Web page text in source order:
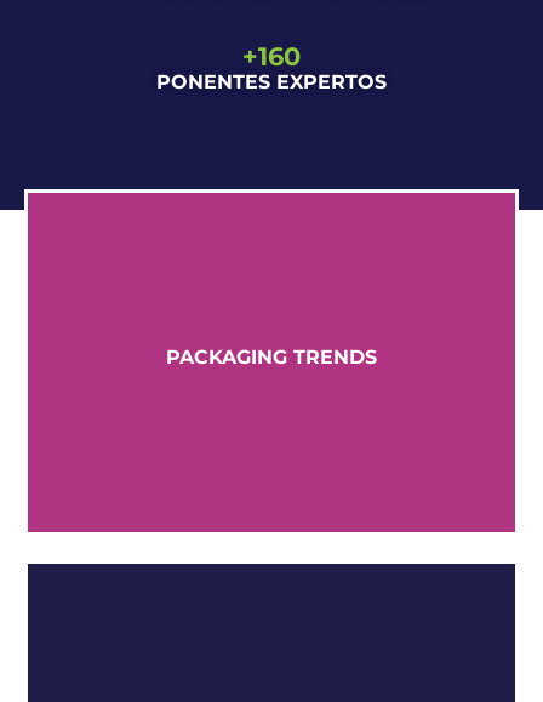
PONENTES EXPERTOS
+160
PACKAGING TRENDS